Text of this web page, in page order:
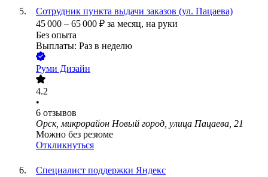
Сотрудник пункта выдачи заказов (ул. Пацаева)
45 000 – 65 000 ₽ за месяц, на руки
Без опыта
Выплаты: Раз в неделю
Руми Дизайн
4.2
•
6 отзывов
Орск, микрорайон Новый город, улица Пацаева, 21
Можно без резюме
Откликнуться
Специалист поддержки Яндекс